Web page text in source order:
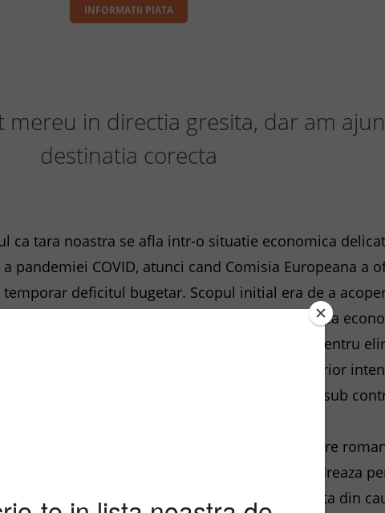
INFORMATII PIATA
in directia gresita, dar am
destinatia corecta
ca tara noastra se afla intr-o situatie economica
pandemiei COVID, atunci cand Comisia Europeana a
deficitul bugetar. Scopul initial era de a
economice si de a impulsiona revenirea
la Bucuresti, asta s-a vazut ca o unda verde pentru
de 3% din PIB, niciun guvern neavand ulterior
pana cand lucrurile au scapat complet de sub
potrivit unui sondaj publicat recent, 76% dintre
E adevarat ca in acest procent se incadreaza
gramada cei care considera ca directia e gresita din